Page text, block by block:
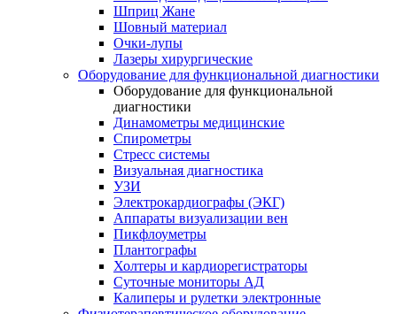
Шприц Жане
Шовный материал
Очки-лупы
Лазеры хирургические
Оборудование для функциональной диагностики
Оборудование для функциональной
диагностики
Динамометры медицинские
Спирометры
Стресс системы
Визуальная диагностика
УЗИ
Электрокардиографы (ЭКГ)
Аппараты визуализации вен
Пикфлоуметры
Плантографы
Холтеры и кардиорегистраторы
Суточные мониторы АД
Калиперы и рулетки электронные